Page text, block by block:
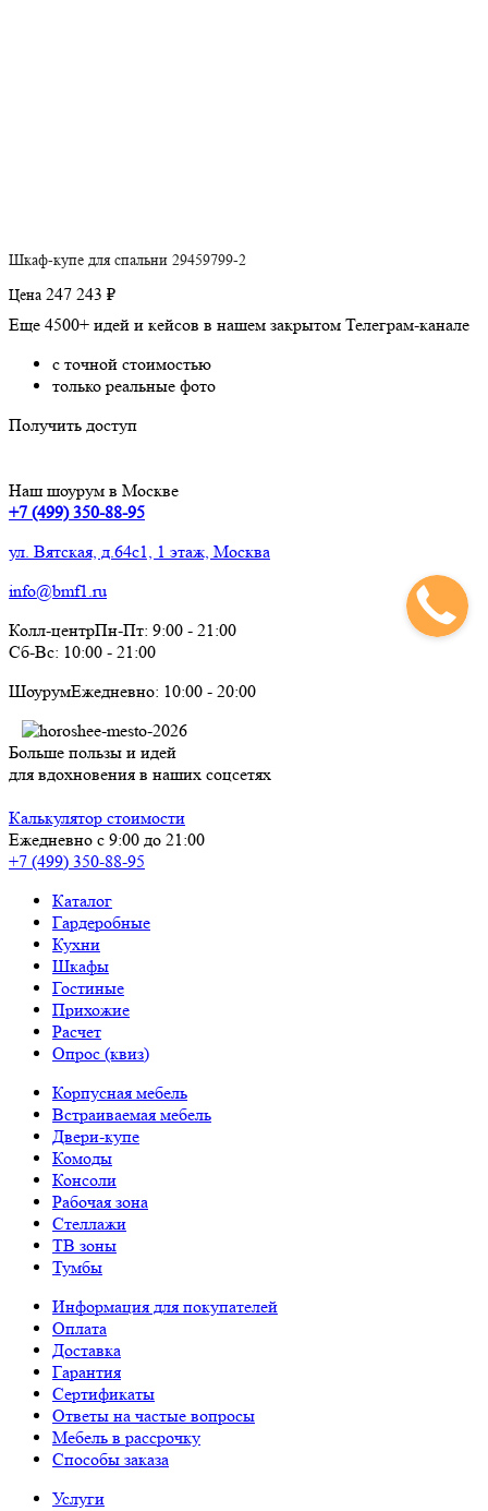
Шкаф-купе для спальни 29459799-2
Цена 247 243 ₽
Еще 4500+ идей и кейсов в нашем закрытом Телеграм-канале
с точной стоимостью
только реальные фото
Получить доступ
Наш шоурум в Москве
+7 (499) 350-88-95
ул. Вятская, д.64с1, 1 этаж, Москва
info@bmf1.ru
Колл-центрПн-Пт: 9:00 - 21:00
Сб-Вс: 10:00 - 21:00
ШоурумЕжедневно: 10:00 - 20:00
Больше пользы и идей
для вдохновения в наших соцсетях
Калькулятор стоимости
Ежедневно с 9:00 до 21:00
+7 (499) 350-88-95
Каталог
Гардеробные
Кухни
Шкафы
Гостиные
Прихожие
Расчет
Опрос (квиз)
Корпусная мебель
Встраиваемая мебель
Двери-купе
Комоды
Консоли
Рабочая зона
Стеллажи
ТВ зоны
Тумбы
Информация для покупателей
Оплата
Доставка
Гарантия
Сертификаты
Ответы на частые вопросы
Мебель в рассрочку
Способы заказа
Услуги